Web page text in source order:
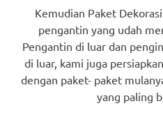
Kemudian Paket
pengantin yang udah
Pengantin di luar dan
di luar, kami juga
dengan paket- paket
yang paling